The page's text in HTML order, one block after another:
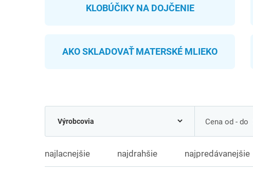
KLOBÚČIKY NA DOJČENIE
AKO SKLADOVAŤ MATERSKÉ MLIEKO
Cena od - do
najlacnejšie najdrahšie najpredávanejšie